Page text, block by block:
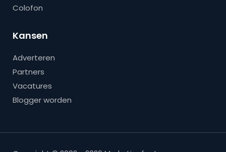
Colofon
Kansen
Adverteren
Partners
Vacatures
Blogger worden